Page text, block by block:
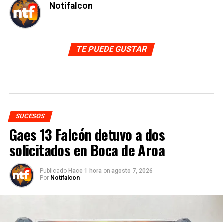
Notifalcon
TE PUEDE GUSTAR
SUCESOS
Gaes 13 Falcón detuvo a dos
solicitados en Boca de Aroa
Publicado Hace 1 hora on agosto 7, 2026
Por Notifalcon